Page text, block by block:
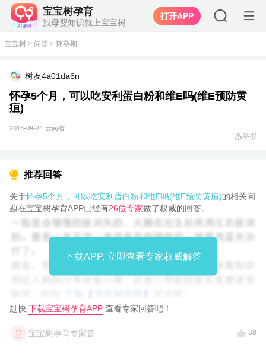
宝宝树孕育
找母婴知识就上宝宝树
打开APP
宝宝树 > 问答 > 怀孕期
树友4a01da6n
怀孕5个月，可以吃安利蛋白粉和维E吗(维E预防黄
疸)
2018-09-24 云南省
举报
推荐回答
关于怀孕5个月，可以吃安利蛋白粉和维E吗(维E预防黄疸)的相关问
题在宝宝树孕育APP已经有26位专家做了权威的回答。
下载APP, 立即查看专家权威解答
赶快 下载宝宝树孕育APP 查看专家回答吧！
宝宝树孕育专家答 68